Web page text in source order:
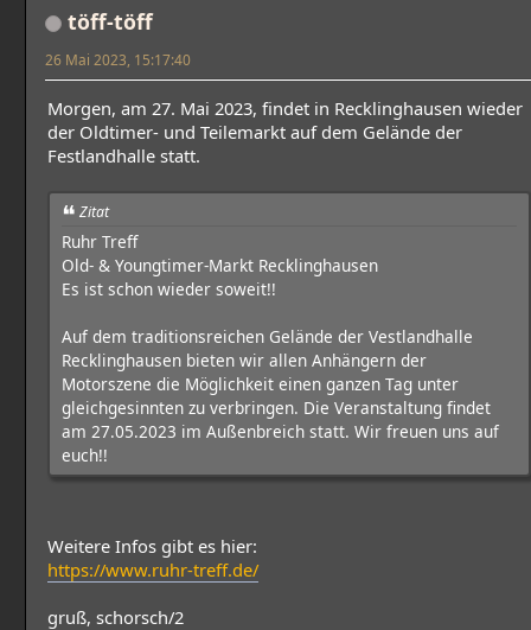
töff-töff
26 Mai 2023, 15:17:40
Morgen, am 27. Mai 2023, findet in Recklinghausen wieder
der Oldtimer- und Teilemarkt auf dem Gelände der
Festlandhalle statt.
Zitat
Ruhr Treff
Old- & Youngtimer-Markt Recklinghausen
Es ist schon wieder soweit!!
Auf dem traditionsreichen Gelände der Vestlandhalle
Recklinghausen bieten wir allen Anhängern der
Motorszene die Möglichkeit einen ganzen Tag unter
gleichgesinnten zu verbringen. Die Veranstaltung findet
am 27.05.2023 im Außenbreich statt. Wir freuen uns auf
euch!!
Weitere Infos gibt es hier:
https://www.ruhr-treff.de/
gruß, schorsch/2